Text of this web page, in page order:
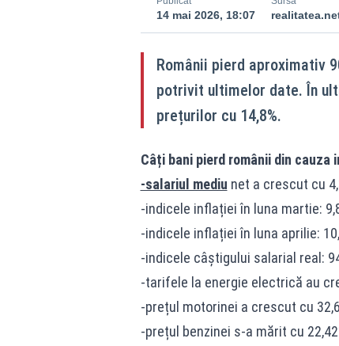
14 mai 2026, 18:07
Românii pierd aproximativ
potrivit ultimelor date. În
prețurilor cu 14,8%.
Câți bani pierd românii din cauza
-salariul mediu net a crescut cu
-indicele inflației în luna martie:
-indicele inflației în luna aprilie:
-indicele câștigului salarial real:
-tarifele la energie electrică au
-prețul motorinei a crescut cu
-prețul benzinei s-a mărit cu